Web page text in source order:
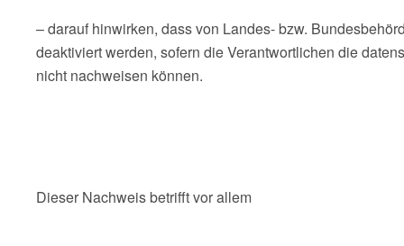
– darauf hinwirken, dass von Landes- bzw.
deaktiviert werden, sofern die Verantwortlichen die
nicht nachweisen können.
Dieser Nachweis betrifft vor allem